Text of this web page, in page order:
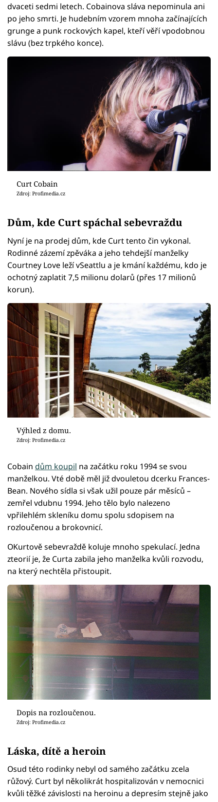
dvaceti sedmi letech. Cobainova sláva nepominula ani
po jeho smrti. Je hudebním vzorem mnoha začínajících
grunge a punk rockových kapel, kteří věří vpodobnou
slávu (bez trpkého konce).
Curt Cobain
Zdroj: Profimedia.cz
Dům, kde Curt spáchal sebevraždu
Nyní je na prodej dům, kde Curt tento čin vykonal.
Rodinné zázemí zpěváka a jeho tehdejší manželky
Courtney Love leží vSeattlu a je kmání každému, kdo je
ochotný zaplatit 7,5 milionu dolarů (přes 17 milionů
korun).
Výhled z domu.
Zdroj: Profimedia.cz
Cobain dům koupil na začátku roku 1994 se svou
manželkou. Vté době měl již dvouletou dcerku Frances-
Bean. Nového sídla si však užil pouze pár měsíců –
zemřel vdubnu 1994. Jeho tělo bylo nalezeno
vpřilehlém skleníku domu spolu sdopisem na
rozloučenou a brokovnicí.
OKurtově sebevraždě koluje mnoho spekulací. Jedna
zteorií je, že Curta zabila jeho manželka kvůli rozvodu,
na který nechtěla přistoupit.
Dopis na rozloučenou.
Zdroj: Profimedia.cz
Láska, dítě a heroin
Osud této rodinky nebyl od samého začátku zcela
růžový. Curt byl několikrát hospitalizován v nemocnici
kvůli těžké závislosti na heroinu a depresím stejně jako